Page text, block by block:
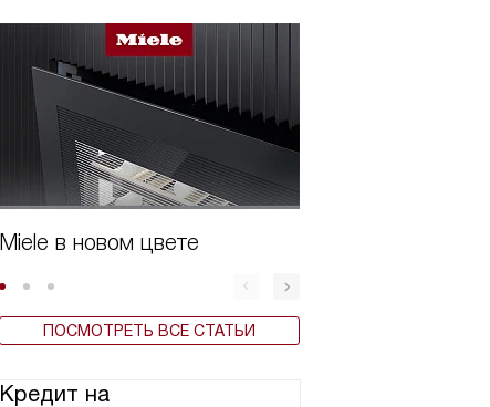
Miele в новом цвете
ПОСМОТРЕТЬ ВСЕ СТАТЬИ
Кредит на